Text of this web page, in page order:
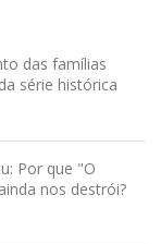
das famílias
série histórica
Por que "O
nos destrói?